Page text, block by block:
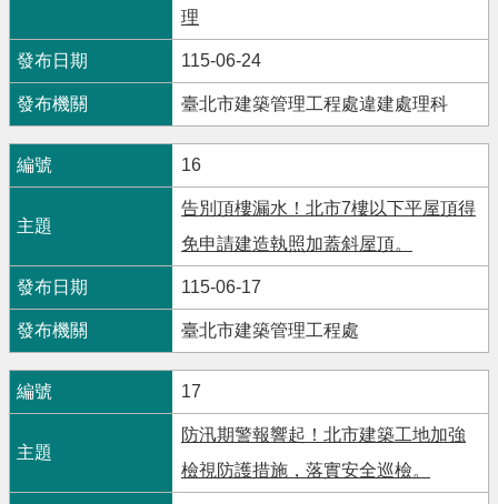
理
115-06-24
臺北市建築管理工程處違建處理科
16
告別頂樓漏水！北市7樓以下平屋頂得
免申請建造執照加蓋斜屋頂。
115-06-17
臺北市建築管理工程處
17
防汛期警報響起！北市建築工地加強
檢視防護措施，落實安全巡檢。